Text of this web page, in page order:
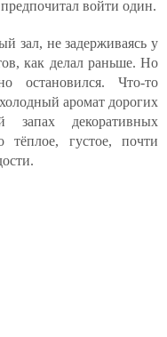
войти один.
зал, не задерживаясь у
как делал раньше. Но
остановился. Что-то
аромат дорогих
запах декоративных
тёплое, густое, почти